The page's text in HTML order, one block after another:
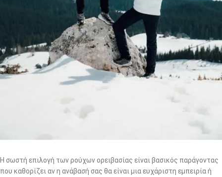
Η σωστή επιλογή των ρούχων ορειβασίας είναι βασικός παράγοντας
που καθορίζει αν η ανάβασή σας θα είναι μια ευχάριστη εμπειρία ή